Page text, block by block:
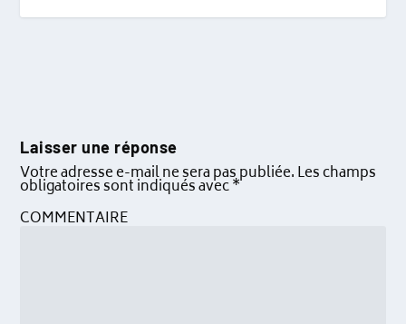
Laisser une réponse
Votre adresse e-mail ne sera pas publiée.Les champs
obligatoires sont indiqués avec*
COMMENTAIRE